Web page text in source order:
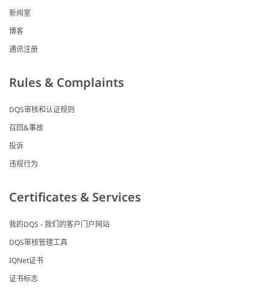
新闻室
博客
通讯注册
Rules & Complaints
DQS审核和认证规则
召回&事故
投诉
违规行为
Certificates & Services
我的DQS - 我们的客户门户网站
DQS审核管理工具
IQNet证书
证书标志